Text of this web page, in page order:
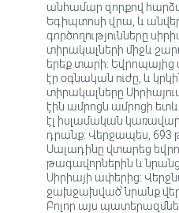
անհամար զորքով
Եգիպտոսի վրա, և
գործողությունները
տիրակալների միջև
երեք տարի:
էր օգնական ուժը, և
տիրակալները
էին ամրոցն ամրոցի
էլ իսլամական
դրանք: Վերջապես, 693
Սալադինը վտարեց
թագավորներին և
Սիրիայի ափերից:
ջախջախված՝ նրանք
Բոլոր այս